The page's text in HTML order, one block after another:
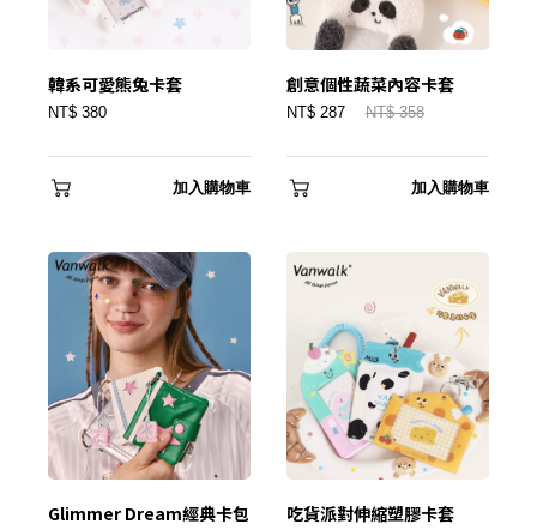
✕
會員登入
韓系可愛熊兔卡套
NT$ 380
加入購物車
創意個性蔬菜內容卡套
NT$ 287 NT$ 358
加入購物車
Glimmer Dream經典卡包 吃貨派對伸縮塑膠卡套